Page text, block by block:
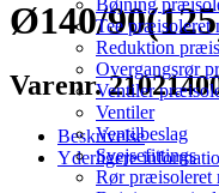
Tee præisoleret
Reduktion
Overgangsrør
Ventiler
Ventiler
Ventilbeslag
Svejsefittings
Rør præisoleret
Ø140/
Varenr.
Beskrivelse
Yderligere